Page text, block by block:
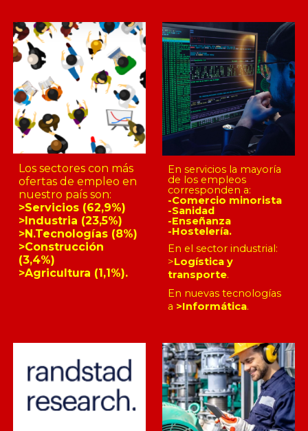
Los sectores con más
ofertas de empleo en
nuestro país son:
>Servicios (62,9%)
>Industria (23,5%)
>N.Tecnologías (8%)
>Construcción
(3,4%)
>Agricultura (1,1%).
En servicios la mayoría
de los empleos
corresponden a:
-Comercio minorista
-Sanidad
-Enseñanza
-Hostelería.
En el sector industrial:
>Logística y
transporte.
En nuevas tecnologías
a >Informática.